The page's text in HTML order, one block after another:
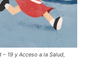
19 y Acceso a la Salud,